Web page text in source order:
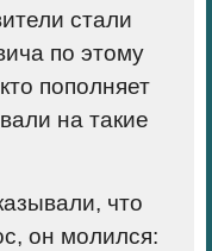
стали
по этому
пополняет
на такие
что
он молился: